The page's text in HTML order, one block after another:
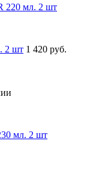
2 шт 1 420 руб.